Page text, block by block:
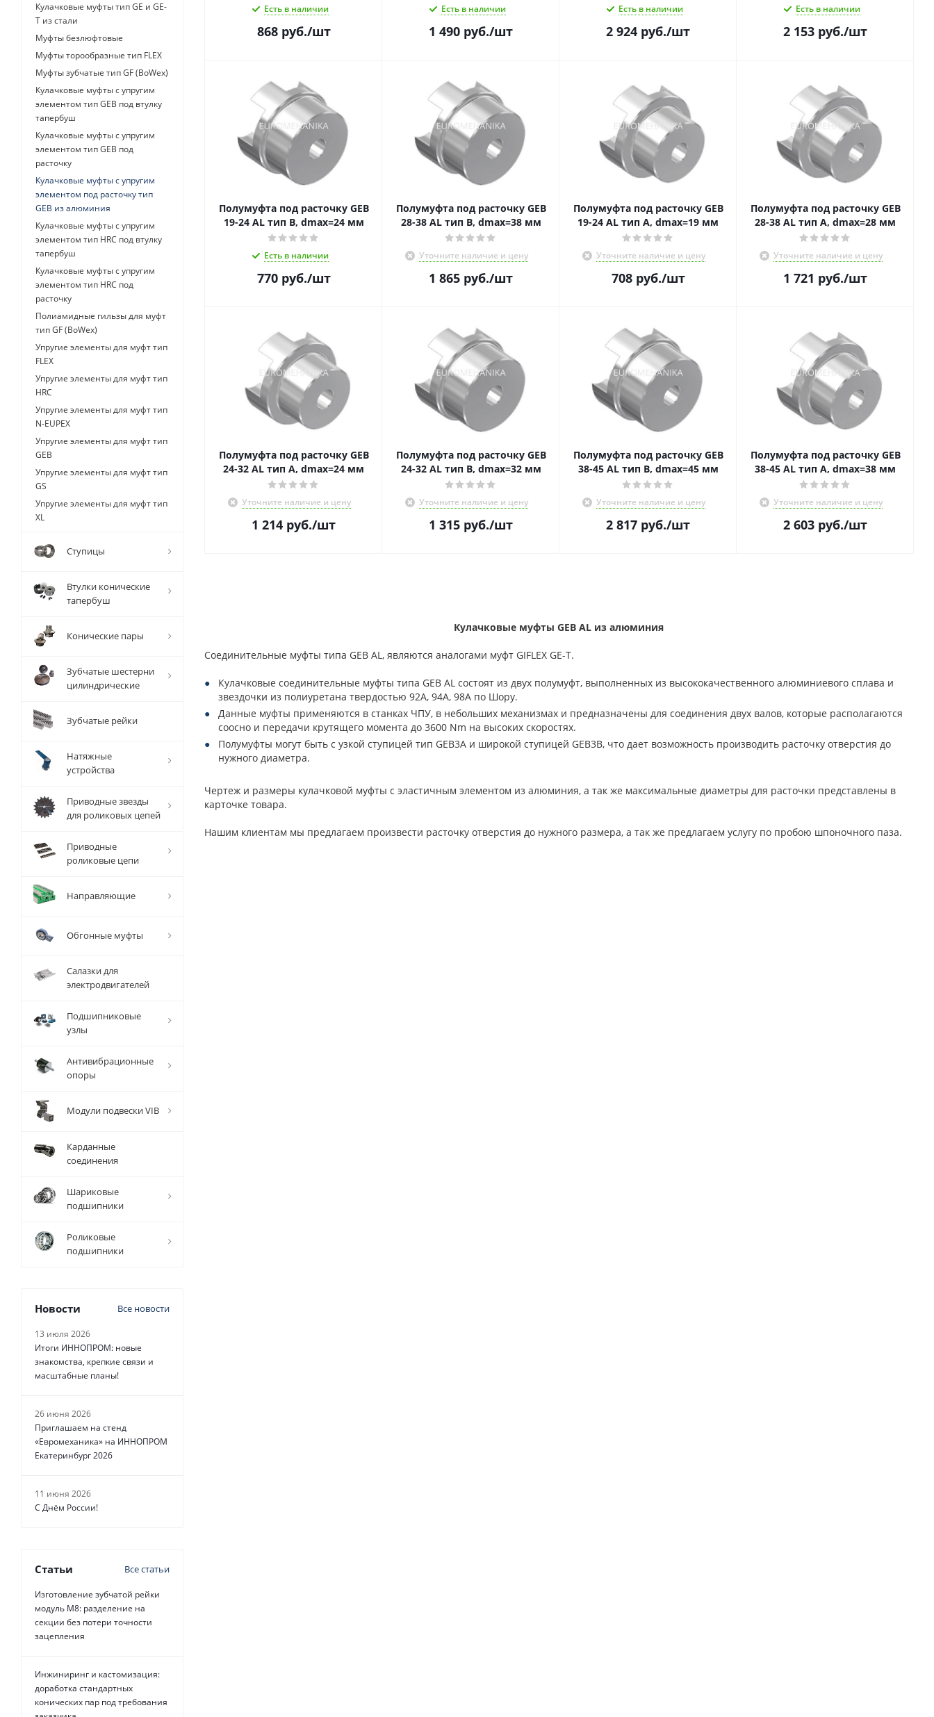
Есть в наличии
868руб./шт
Есть в наличии
1 490 руб./шт
Есть в наличии
2 924 руб./шт
Есть в наличии
2 153 руб./шт
Полумуфта под расточку GEB
19-24 AL тип B, dmax=24 мм
Есть в наличии
770руб./шт
Полумуфта под расточку GEB
28-38 AL тип B, dmax=38 мм
Уточните наличие и цену
1 865 руб./шт
Полумуфта под расточку GEB
19-24 AL тип A, dmax=19 мм
Уточните наличие и цену
708руб./шт
Полумуфта под расточку GEB
28-38 AL тип A, dmax=28 мм
Уточните наличие и цену
1 721 руб./шт
Полумуфта под расточку GEB
24-32 AL тип A, dmax=24 мм
Уточните наличие и цену
1 214 руб./шт
Полумуфта под расточку GEB
24-32 AL тип B, dmax=32 мм
Уточните наличие и цену
1 315 руб./шт
Полумуфта под расточку GEB
38-45 AL тип B, dmax=45 мм
Уточните наличие и цену
2 817 руб./шт
Полумуфта под расточку GEB
38-45 AL тип A, dmax=38 мм
Уточните наличие и цену
2 603 руб./шт
Кулачковые муфты GEB AL из алюминия
Соединительные муфты типа GEB AL, являются аналогами муфт GIFLEX GE-T.
Кулачковые соединительные муфты типа GEB AL состоят из двух полумуфт, выполненных из высококачественного алюминиевого сплава и
звездочки из полиуретана твердостью 92A, 94A, 98A по Шору.
Данные муфты применяются в станках ЧПУ, в небольших механизмах и предназначены для соединения двух валов, которые располагаются
соосно и передачи крутящего момента до 3600 Nm на высоких скоростях.
Полумуфты могут быть с узкой ступицей тип GEB3A и широкой ступицей GEB3B, что дает возможность производить расточку отверстия до
нужного диаметра.
Чертеж и размеры кулачковой муфты с эластичным элементом из алюминия, а так же максимальные диаметры для расточки представлены в
карточке товара.
Нашим клиентам мы предлагаем произвести расточку отверстия до нужного размера, а так же предлагаем услугу по пробою шпоночного паза.
Кулачковые муфты тип GE и GE-
T из стали
Муфты безлюфтовые
Муфты торообразные тип FLEX
Муфты зубчатые тип GF (BoWex)
Кулачковые муфты с упругим
элементом тип GEB под втулку
тапербуш
Кулачковые муфты с упругим
элементом тип GEB под
расточку
Кулачковые муфты с упругим
элементом под расточку тип
GEB из алюминия
Кулачковые муфты с упругим
элементом тип HRC под втулку
тапербуш
Кулачковые муфты с упругим
элементом тип HRC под
расточку
Полиамидные гильзы для муфт
тип GF (BoWex)
Упругие элементы для муфт тип
FLEX
Упругие элементы для муфт тип
HRC
Упругие элементы для муфт тип
N-EUPEX
Упругие элементы для муфт тип
GEB
Упругие элементы для муфт тип
GS
Упругие элементы для муфт тип
XL
Ступицы
Втулки конические
тапербуш
Конические пары
Зубчатые шестерни
цилиндрические
Зубчатые рейки
Натяжные
устройства
Приводные звезды
для роликовых цепей
Приводные
роликовые цепи
Направляющие
Обгонные муфты
Салазки для
электродвигателей
Подшипниковые
узлы
Антивибрационные
опоры
Модули подвески VIB
Карданные
соединения
Шариковые
подшипники
Роликовые
подшипники
Новости Все новости
13 июля 2026
Итоги ИННОПРОМ: новые
знакомства, крепкие связи и
масштабные планы!
26 июня 2026
Приглашаем на стенд
«Евромеханика» на ИННОПРОМ
Екатеринбург 2026
11 июня 2026
С Днём России!
Статьи Все статьи
Изготовление зубчатой рейки
модуль М8: разделение на
секции без потери точности
зацепления
Инжиниринг и кастомизация:
доработка стандартных
конических пар под требования